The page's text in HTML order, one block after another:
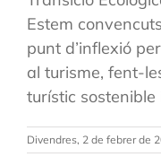
Estem
punt d’inflexió
al turisme, fent-
turístic sostenible
Divendres, 2 de febrer de